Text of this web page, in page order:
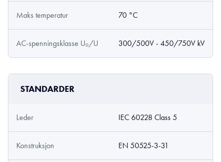
Maks temperatur 70 °C
AC-spenningsklasse U₀/U 300/500V - 450/750V kV
STANDARDER
Leder IEC 60228 Class 5
Konstruksjon EN 50525-3-31